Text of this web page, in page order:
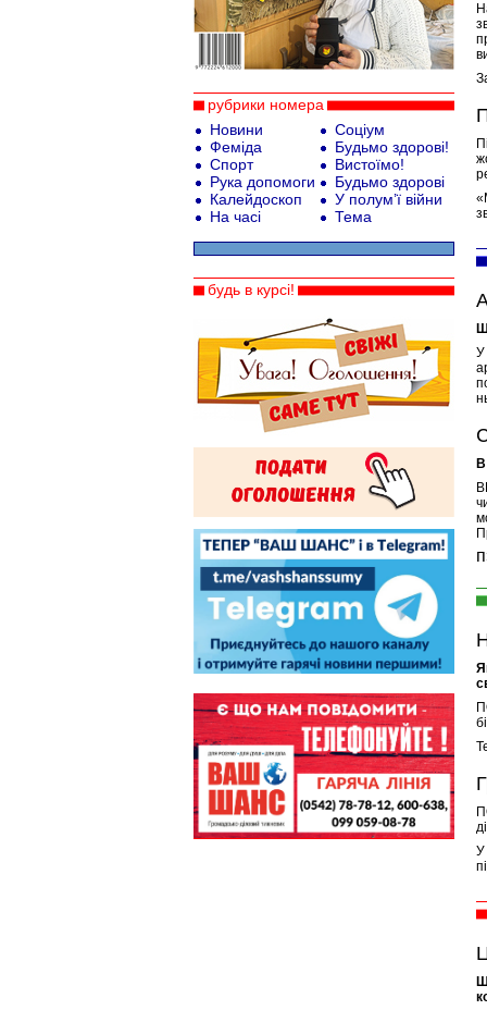
У
У
рубрики номера
Новини
Феміда
Спорт
Рука допомоги
Калейдоскоп
На часі
Соціум
Будьмо здорові!
Вистоїмо!
Будьмо здорові
У полум’ї війни
Тема
будь в курсі!